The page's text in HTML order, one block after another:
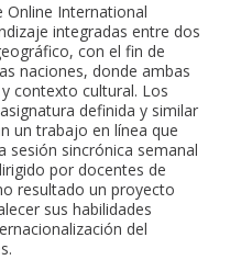
Online International
integradas entre dos
con el fin de
naciones, donde ambas
contexto cultural. Los
definida y similar
un trabajo en línea que
sesión sincrónica semanal
por docentes de
resultado un proyecto
sus habilidades
del